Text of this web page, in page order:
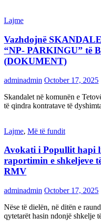
Lajme
Vazhdojnë
“NP- PARKINGU” të
(DOKUMENT)
adminadmin October 17, 2025
Skandalet në komunën e
të qindra kontratave të
Lajme, Më të fundit
Avokati i Popullit hapi
raportimin e shkeljeve
RMV
adminadmin October 17, 2025
Nëse të dielën, në ditën e
qytetarët hasin ndonjë shkelje